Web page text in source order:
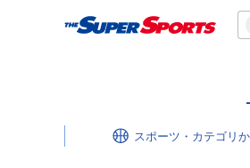
スポーツ・カテゴリ